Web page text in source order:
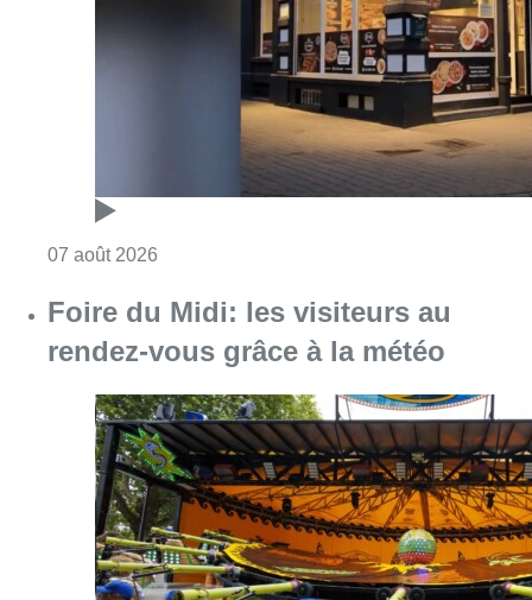
Consulter l'article "Foire du Midi: les